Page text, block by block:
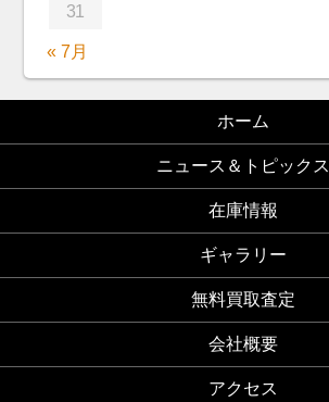
31
« 7月
ホーム
ニュース＆トピックス
在庫情報
ギャラリー
無料買取査定
会社概要
アクセス